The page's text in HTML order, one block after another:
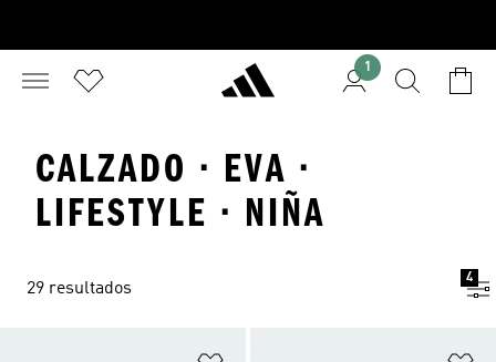
1
CALZADO · EVA ·
LIFESTYLE · NIÑA
29 resultados
4